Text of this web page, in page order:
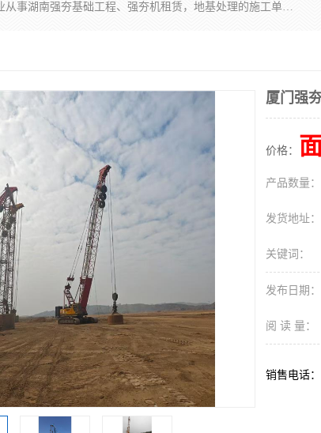
湖南业峻强夯基础工程有限公司是一家专业从事湖南强夯基础工程、强夯机租赁，地基处理的施工单位。业务覆盖：湖南、广东，江西等地。可承接1000KN.m-25000KN.m强夯（置换）工程。公司创始人是国内较早期从事强夯施工的建设者，经过多年的一步一个脚印的发展，在行业内具有较高的度和良好的口碑。
厦门强
价格：
产品数量：
发货地址：
关键词：
发布日期：
阅 读 量：
销售电话：